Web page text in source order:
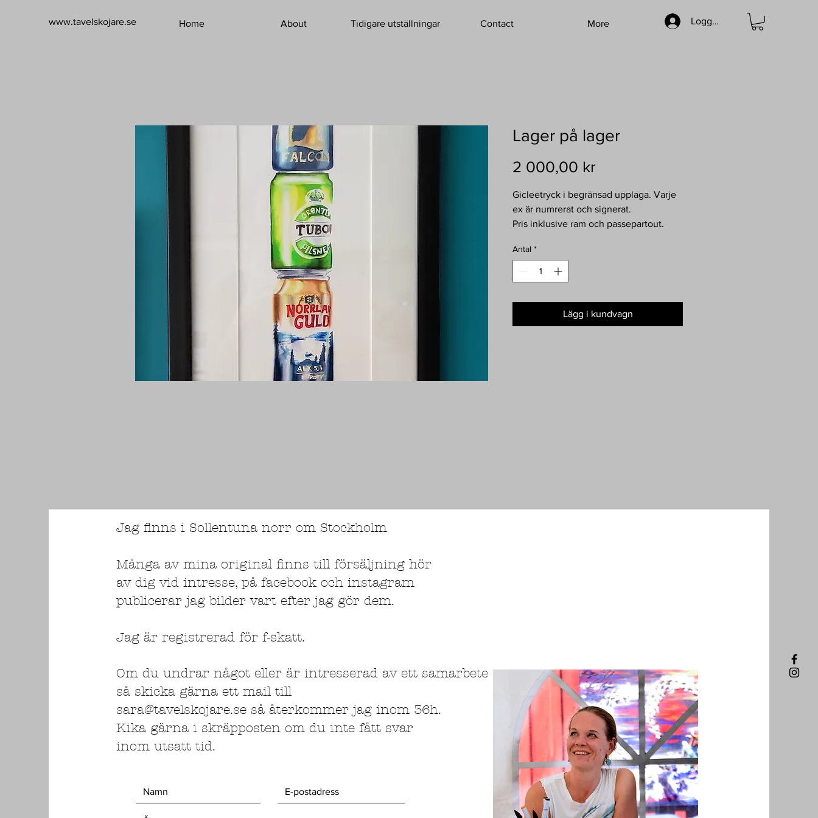
www.tavelskojare.se Logga in
Home About Tidigare utställningar Contact More
Lager på lager
2 000,00 kr
Gicleetryck i begränsad upplaga. Varje
ex är numrerat och signerat.
Pris inklusive ram och passepartout.
Antal *
Lägg i kundvagn
Jag finns i Sollentuna norr om Stockholm
Många av mina original finns till försäljning hör
av dig vid intresse, på facebook och instagram
publicerar jag bilder vart efter jag gör dem.
Jag är registrerad för f-skatt.
Om du undrar något eller är intresserad av ett samarbete
så skicka gärna ett mail till
sara@tavelskojare.se så återkommer jag inom 36h.
Kika gärna i skräpposten om du inte fått svar
inom utsatt tid.